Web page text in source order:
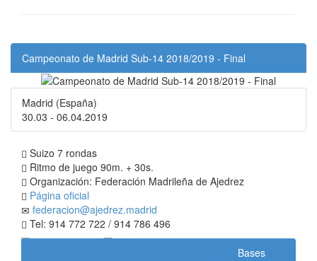
Campeonato de Madrid Sub-14 2018/2019 - Final
Madrid (España)
30.03 - 06.04.2019
Suizo 7 rondas
Ritmo de juego 90m. + 30s.
Organización: Federación Madrileña de Ajedrez
Página oficial
federacion@ajedrez.madrid
Tel: 914 772 722 / 914 786 496
Bases